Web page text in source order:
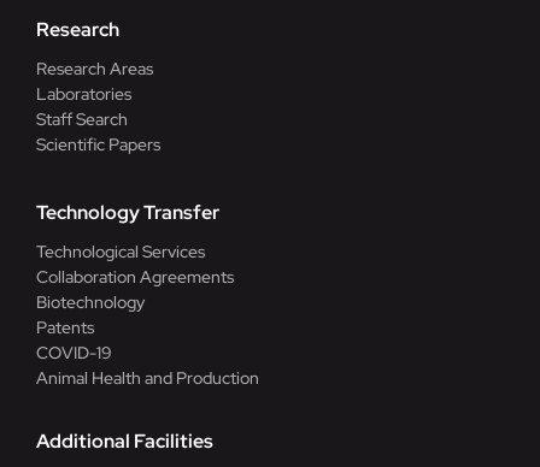
Research
Research Areas
Laboratories
Staff Search
Scientific Papers
Technology Transfer
Technological Services
Collaboration Agreements
Biotechnology
Patents
COVID-19
Animal Health and Production
Additional Facilities